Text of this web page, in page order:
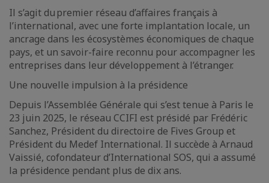
Il s’agit du premier réseau d’affaires français à
l’international, avec une forte implantation locale, un
ancrage dans les écosystèmes économiques de chaque
pays, et un savoir-faire reconnu pour accompagner les
entreprises dans leur développement à l’étranger.
Une nouvelle impulsion à la présidence
Depuis l’Assemblée Générale qui s’est tenue à Paris le
23 juin 2025, le réseau CCIFI est présidé par Frédéric
Sanchez, Président du directoire de Fives Group et
Président du Medef International. Il succède à Arnaud
Vaissié, cofondateur d’International SOS, qui a assumé
la présidence pendant plus de dix ans.